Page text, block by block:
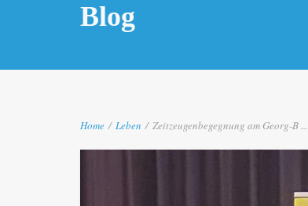
Blog
Home / Leben / Zeitzeugenbegegnung am Georg-B ...